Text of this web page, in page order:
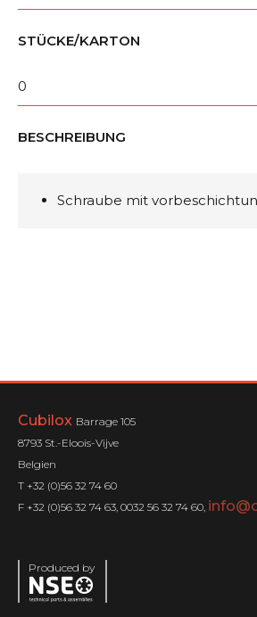
STÜCKE/KARTON
0
BESCHREIBUNG
Schraube mit
Cubilox Barrage 105
8793 St.-Eloois-Vijve
Belgien
T +32 (0)56 32 74 60
F +32 (0)56 32 74 63, 0032 56 32 74 60,
Produced by